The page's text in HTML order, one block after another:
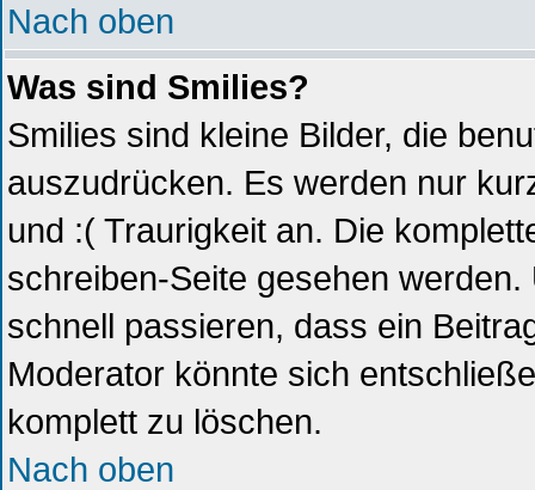
Nach oben
Was sind Smilies?
Smilies sind kleine Bilder, die
auszudrücken. Es werden nur
und :( Traurigkeit an. Die
schreiben-Seite gesehen
schnell passieren, dass ein
Moderator könnte sich
komplett zu löschen.
Nach oben